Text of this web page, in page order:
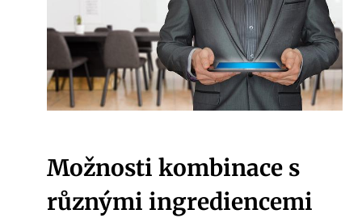
Možnosti kombinace s
různými ingrediencemi